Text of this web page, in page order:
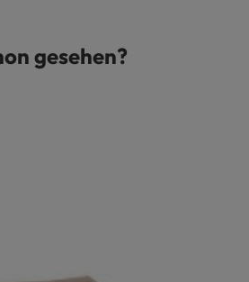
gesehen?